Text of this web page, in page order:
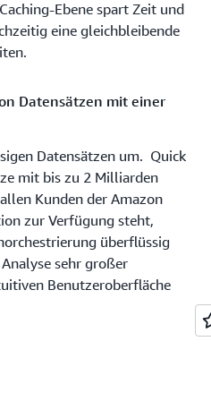
Ebene spart Zeit und
eine gleichbleibende
Datensätzen mit einer
Datensätzen um. Quick
mit bis zu 2 Milliarden
Kunden der Amazon
zur Verfügung steht,
überflüssig
sehr großer
Benutzeroberfläche